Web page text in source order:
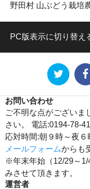
野田村 山ぶどう栽培
PC版表示に切り替え
お問い合わせ
ご不明な点がございま
さい。 電話:0194-78-
応対時間:朝９時～夜６
メールフォームからも
※年末年始（12/29～1/
みさせて頂きます。
運営者